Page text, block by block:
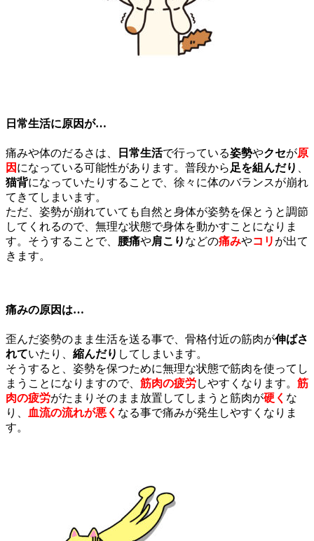
日常生活に原因が…
痛みや体のだるさは、 日常生活で行っている姿勢やクセが原
因 になっている可能性があります。普段から 足を組んだり
猫背になっていたりすることで、徐々に体のバランスが崩れ
てきてしまいます。
ただ、姿勢が崩れていても自然と身体が姿勢を保とうと調節
してくれるので、無理な状態で身体を動かすことになりま
す。そうすることで、 腰痛や肩こり などの痛みやコリ が出て
きます。
痛みの原因は…
歪んだ姿勢のまま生活を送る事で、骨格付近の筋肉が伸ばさ
れていたり、 縮んだり してしまいます。
そうすると、姿勢を保つために無理な状態で筋肉を使ってし
まうことになりますので、 筋肉の疲労しやすくなります。 筋
肉の疲労がたまりそのまま放置してしまうと筋肉が硬く な
り、
血流の流れが悪く なる事で痛みが発生しやすくなりま
す。